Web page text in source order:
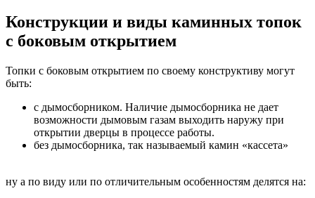
Конструкции и виды каминных топок
с боковым открытием
Топки с боковым открытием по своему конструктиву могут
быть:
с дымосборником. Наличие дымосборника не дает
возможности дымовым газам выходить наружу при
открытии дверцы в процессе работы.
без дымосборника, так называемый камин «кассета»
ну а по виду или по отличительным особенностям делятся на: